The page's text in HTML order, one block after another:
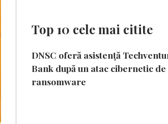
Top 10 cele mai citite
DNSC oferă asistență
Bank după un atac cibernetic
ransomware